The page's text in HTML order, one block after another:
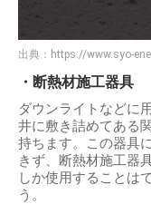
出典： https://www.syo-
・断熱材施工器具
ダウンライトなどに
井に敷き詰めてある
持ちます。この器具
きず、断熱材施工器
しか使用することは
う。